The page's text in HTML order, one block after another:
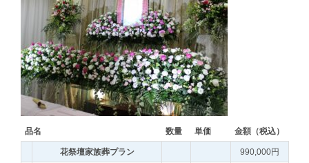
品名 数量 単価 金額（税込）
花祭壇家族葬プラン 990,000円